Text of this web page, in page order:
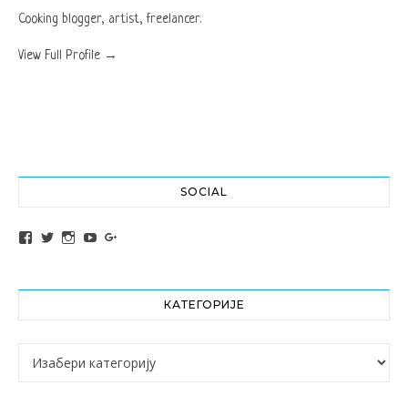
Cooking blogger, artist, freelancer.
View Full Profile →
SOCIAL
View altochef’s profile on Facebook
View jovancica73’s profile on Twitter
View jovancica73’s profile on Instagram
View jovancica73’s profile on YouTube
КАТЕГОРИЈЕ
Категорије